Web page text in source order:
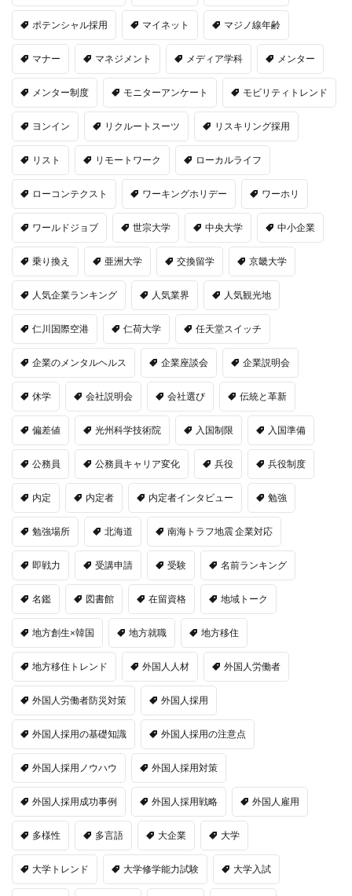
ポテンシャル採用 マイネット マジノ線年齢
マナー マネジメント メディア学科 メンター
メンター制度 モニターアンケート モビリティトレンド
ヨンイン リクルートスーツ リスキリング採用
リスト リモートワーク ローカルライフ
ローコンテクスト ワーキングホリデー ワーホリ
ワールドジョブ 世宗大学 中央大学 中小企業
乗り換え 亜洲大学 交換留学 京畿大学
人気企業ランキング 人気業界 人気観光地
仁川国際空港 仁荷大学 任天堂スイッチ
企業のメンタルヘルス 企業座談会 企業説明会
休学 会社説明会 会社選び 伝統と革新
偏差値 光州科学技術院 入国制限 入国準備
公務員 公務員キャリア変化 兵役 兵役制度
内定 内定者 内定者インタビュー 勉強
勉強場所 北海道 南海トラフ地震 企業対応
即戦力 受講申請 受験 名前ランキング
名鑑 図書館 在留資格 地域トーク
地方創生×韓国 地方就職 地方移住
地方移住トレンド 外国人人材 外国人労働者
外国人労働者防災対策 外国人採用
外国人採用の基礎知識 外国人採用の注意点
外国人採用ノウハウ 外国人採用対策
外国人採用成功事例 外国人採用戦略 外国人雇用
多様性 多言語 大企業 大学
大学トレンド 大学修学能力試験 大学入試